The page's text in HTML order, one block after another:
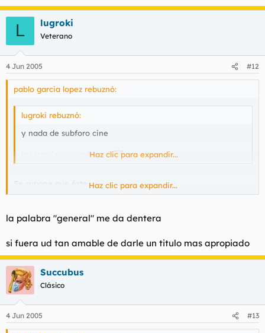
L lugroki
Veterano
4 Jun 2005 #12
pablo garcia lopez rebuznó:
lugroki rebuznó:
y nada de subforo cine
la historia os condenaráHaz clic para expandir...
Se supone que éste...
Ocio General-Habla aqui de musica, libros, cine, comics... de
...es el suyo. Quizás habría que cambiarle el nombre, eso de
"Ocio general" suena a amantes del senderismo, el campingás
y esas gaitas poco cinéfilas.
Haz clic para expandir...
la palabra "general" me da dentera
si fuera ud tan amable de darle un titulo mas apropiado
Succubus
Clásico
4 Jun 2005 #13